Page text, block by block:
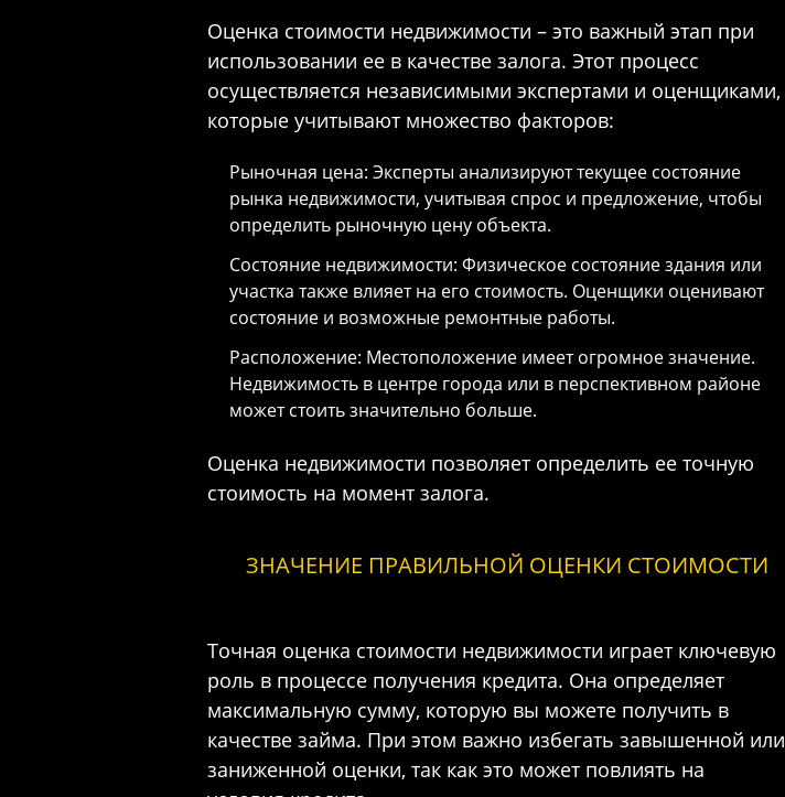
Оценка стоимости недвижимости – это важный этап при
использовании ее в качестве залога. Этот процесс
осуществляется независимыми экспертами и оценщиками,
которые учитывают множество факторов:
Рыночная цена: Эксперты анализируют текущее состояние
рынка недвижимости, учитывая спрос и предложение, чтобы
определить рыночную цену объекта.
Состояние недвижимости: Физическое состояние здания или
участка также влияет на его стоимость. Оценщики оценивают
состояние и возможные ремонтные работы.
Расположение: Местоположение имеет огромное значение.
Недвижимость в центре города или в перспективном районе
может стоить значительно больше.
Оценка недвижимости позволяет определить ее точную
стоимость на момент залога.
ЗНАЧЕНИЕ ПРАВИЛЬНОЙ ОЦЕНКИ СТОИМОСТИ
Точная оценка стоимости недвижимости играет ключевую
роль в процессе получения кредита. Она определяет
максимальную сумму, которую вы можете получить в
качестве займа. При этом важно избегать завышенной или
заниженной оценки, так как это может повлиять на